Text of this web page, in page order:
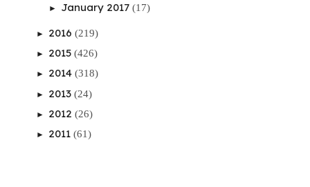
► January 2017 (17)
► 2016 (219)
► 2015 (426)
► 2014 (318)
► 2013 (24)
► 2012 (26)
► 2011 (61)